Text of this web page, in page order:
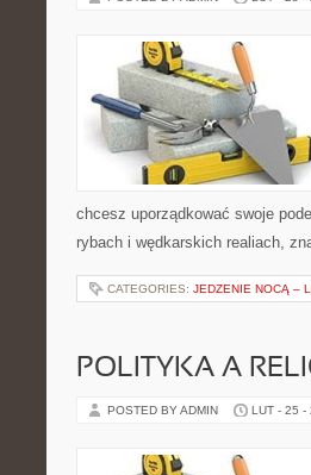
chcesz uporządkować swoje
rybach i wędkarskich realiach,
CATEGORIES: JEDZENIE NOCĄ –
POLITYKA A
POSTED BY ADMIN LUT - 25 -